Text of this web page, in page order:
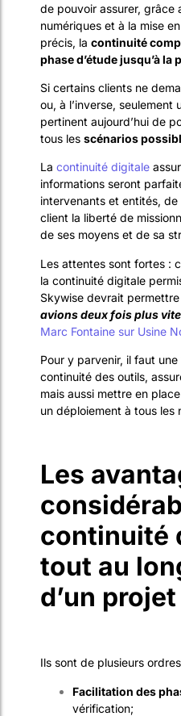
de pouvoir assurer, grâce
numériques et à la mise
précis, la continuité
phase d’étude jusqu’à la
Si certains clients ne
ou, à l’inverse,
pertinent aujourd’hui de
tous les scénarios
La continuité digitale
informations seront
intervenants et entités,
client la liberté de
de ses moyens et de sa
Les attentes sont fortes :
la continuité digitale
Skywise devrait permettre
avions deux fois plus vite
Marc Fontaine sur Usine
Pour y parvenir, il faut
continuité des outils,
mais aussi mettre en
un déploiement à tous les
Les
continuité
tout au
d’un projet
Ils sont de plusieurs
Facilitation des
vérification;